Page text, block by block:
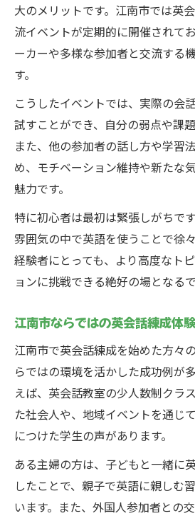
大のメリットです。江南市では英
流イベントが定期的に開催されて
ーカーや多様な参加者と交流する
す。
こうしたイベントでは、実際の会
試すことができ、自分の弱点や課
また、他の参加者の話し方や学習
め、モチベーション維持や新たな
魅力です。
特に初心者は最初は緊張しがちで
雰囲気の中で英語を使うことで徐
経験者にとっても、より高度なト
ョンに挑戦できる絶好の場となるで
江南市ならではの英会話練成体
江南市で英会話練成を始めた方々
らではの環境を活かした成功例が
えば、英会話教室の少人数制クラ
た社会人や、地域イベントを通じ
につけた学生の声があります。
ある主婦の方は、子どもと一緒に
したことで、親子で英語に親しむ
います。また、外国人参加者との